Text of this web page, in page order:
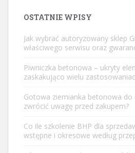
OSTATNIE WPISY
Jak wybrać autoryzowany sklep
właściwego serwisu oraz
Piwniczka betonowa – ukryty
zaskakująco wielu
Gotowa ziemianka betonowa do
zwrócić uwagę przed zakupem?
Co ile szkolenie BHP dla
wstępne i okresowe według